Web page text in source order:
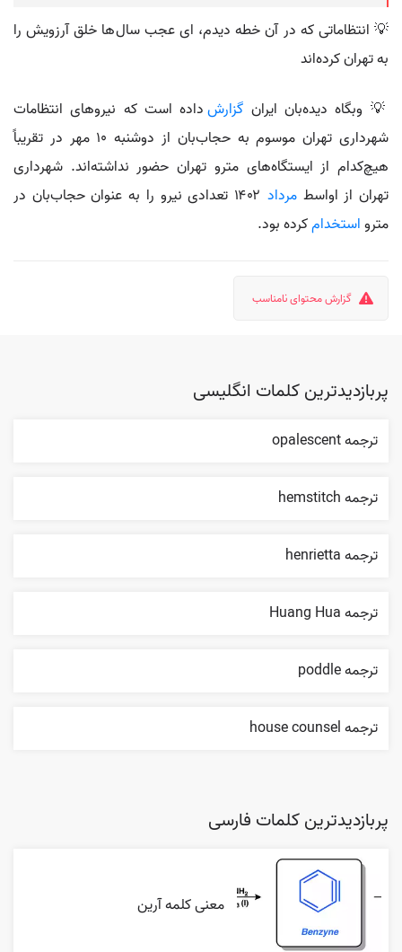
💡 انتظاماتی که در آن خطه دیدم‌، ای عجب سال‌ها خلق آرزویش را
به تهران کرده‌اند
💡 وبگاه دیده‌بان ایران گزارشداده است که نیروهای انتظامات
شهرداری تهران موسوم به حجاب‌بان از دوشنبه ۱۰ مهر در تقریباً
هیچ‌کدام از ایستگاه‌های مترو تهران حضور نداشته‌اند. شهرداری
تهران از اواسطمرداد
۱۴۰۲ تعدادی نیرو را به عنوان حجاب‌بان در
مترواستخدامکرده بود.
گزارش محتوای نامناسب
پربازدیدترین کلمات انگلیسی
ترجمه opalescent
ترجمه hemstitch
ترجمه henrietta
ترجمه Huang Hua
ترجمه poddle
ترجمه house counsel
پربازدیدترین کلمات فارسی
معنی کلمه آرین